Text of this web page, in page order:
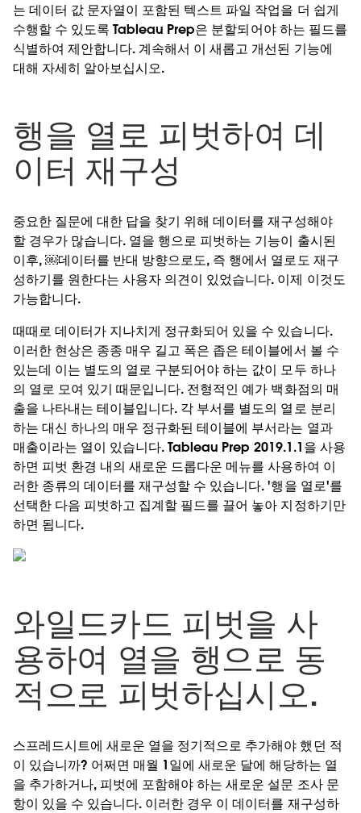
는 데이터 값 문자열이 포함된 텍스트 파일 작업을 더 쉽게
수행할 수 있도록 Tableau Prep은 분할되어야 하는 필드를
식별하여 제안합니다. 계속해서 이 새롭고 개선된 기능에
대해 자세히 알아보십시오.
행을 열로 피벗하여 데
이터 재구성
중요한 질문에 대한 답을 찾기 위해 데이터를 재구성해야
할 경우가 많습니다. 열을 행으로 피벗하는 기능이 출시된
이후, ￼데이터를 반대 방향으로도, 즉 행에서 열로도 재구
성하기를 원한다는 사용자 의견이 있었습니다. 이제 이것도
가능합니다.
때때로 데이터가 지나치게 정규화되어 있을 수 있습니다.
이러한 현상은 종종 매우 길고 폭은 좁은 테이블에서 볼 수
있는데 이는 별도의 열로 구분되어야 하는 값이 모두 하나
의 열로 모여 있기 때문입니다. 전형적인 예가 백화점의 매
출을 나타내는 테이블입니다. 각 부서를 별도의 열로 분리
하는 대신 하나의 매우 정규화된 테이블에 부서라는 열과
매출이라는 열이 있습니다. Tableau Prep 2019.1.1을 사용
하면 피벗 환경 내의 새로운 드롭다운 메뉴를 사용하여 이
러한 종류의 데이터를 재구성할 수 있습니다. '행을 열로'를
선택한 다음 피벗하고 집계할 필드를 끌어 놓아 지정하기만
하면 됩니다.
와일드카드 피벗을 사
용하여 열을 행으로 동
적으로 피벗하십시오.
스프레드시트에 새로운 열을 정기적으로 추가해야 했던 적
이 있습니까? 어쩌면 매월 1일에 새로운 달에 해당하는 열
을 추가하거나, 피벗에 포함해야 하는 새로운 설문 조사 문
항이 있을 수 있습니다. 이러한 경우 이 데이터를 재구성하